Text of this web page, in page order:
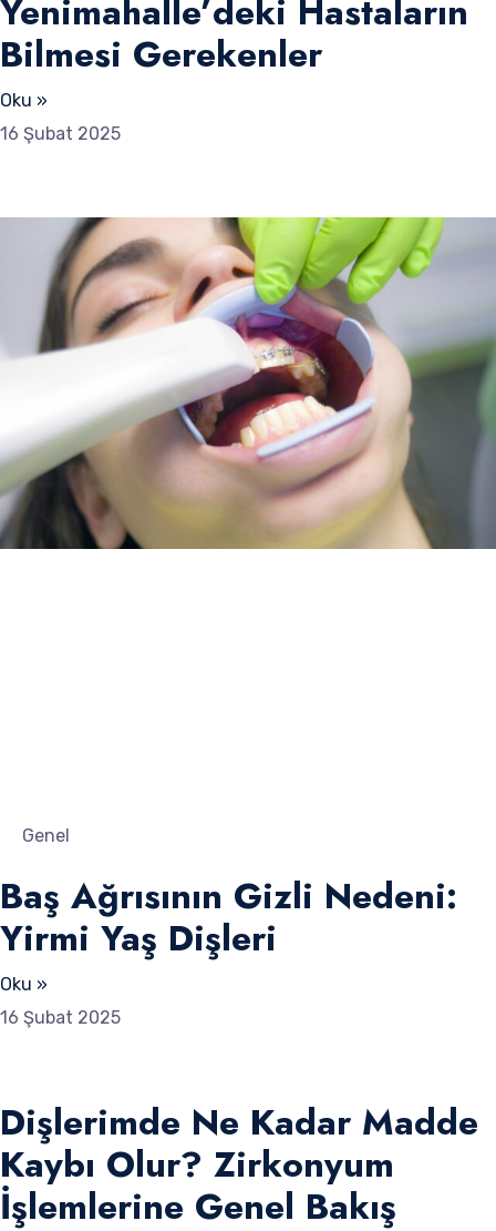
Yenimahalle’deki Hastaların
Bilmesi Gerekenler
Oku »
16 Şubat 2025
Genel
Baş Ağrısının Gizli Nedeni:
Yirmi Yaş Dişleri
Oku »
16 Şubat 2025
Dişlerimde Ne Kadar Madde
Kaybı Olur? Zirkonyum
İşlemlerine Genel Bakış